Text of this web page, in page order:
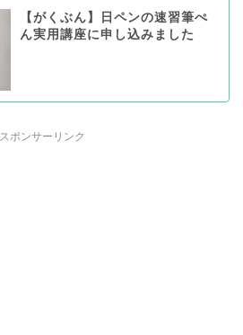
【がくぶん】日ペンの速習筆ぺ
ん実用講座に申し込みました
スポンサーリンク